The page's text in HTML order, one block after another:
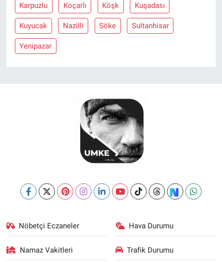
Karpuzlu Koçarlı Köşk Kuşadası
Kuyucak Nazilli Söke Sultanhisar
Yenipazar
Nöbetçi Eczaneler Hava Durumu
Namaz Vakitleri Trafik Durumu